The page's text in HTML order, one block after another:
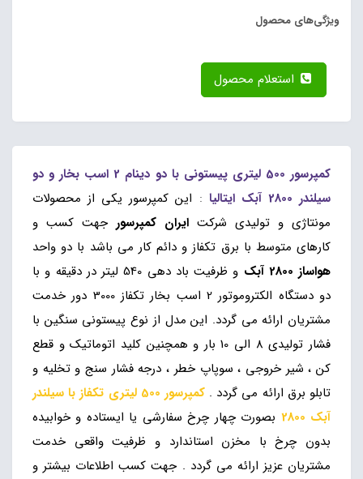
ویژگی‌های محصول
کمپرسور 500 لیتری پیستونی با دو دینام 2 اسب بخار و دو
سیلندر 2800 آبک ایتالیا
: این کمپرسور یکی از محصولات
مونتاژی و تولیدی شرکت ایران کمپرسور جهت کسب و
کارهای متوسط با برق تکفاز و دائم کار می باشد با دو واحد
هواساز 2800 آبک
و ظرفیت باد دهی 540 لیتر در دقیقه و با
دو دستگاه الکتروموتور 2 اسب بخار تکفاز 3000 دور خدمت
مشتریان ارائه می گردد. این مدل از نوع پیستونی سنگین با
فشار تولیدی 8 الی 10 بار و همچنین کلید اتوماتیک و قطع
کن ، شیر خروجی ، سوپاپ خطر ، درجه فشار سنج و تخلیه و
تابلو برق ارائه می گردد .
کمپرسور 500 لیتری تکفاز با سیلندر
آبک 2800
بصورت چهار چرخ سفارشی یا ایستاده و خوابیده
بدون چرخ با مخزن استاندارد و ظرفیت واقعی خدمت
مشتریان عزیز ارائه می گردد . جهت کسب اطلاعات بیشتر و